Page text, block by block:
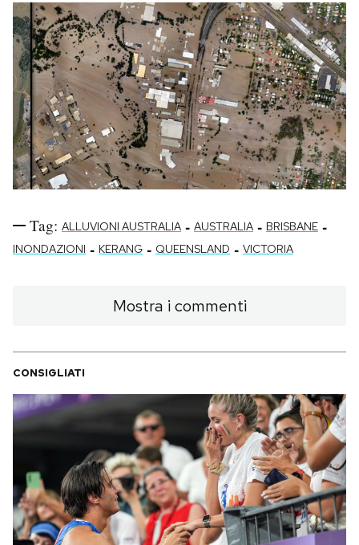
Tag: ALLUVIONI AUSTRALIA - AUSTRALIA - BRISBANE -
INONDAZIONI - KERANG - QUEENSLAND - VICTORIA
Mostra i commenti
CONSIGLIATI